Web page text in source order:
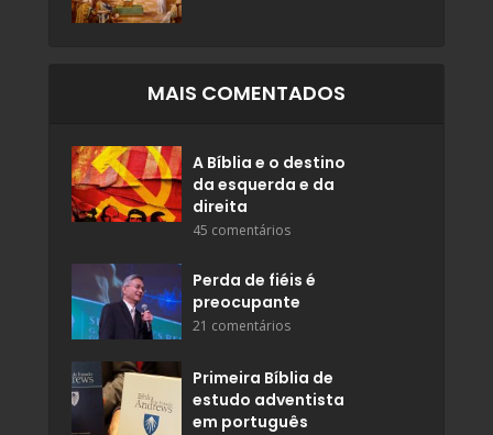
MAIS COMENTADOS
A Bíblia e o destino
da esquerda e da
direita
45 comentários
Perda de fiéis é
preocupante
21 comentários
Primeira Bíblia de
estudo adventista
em português